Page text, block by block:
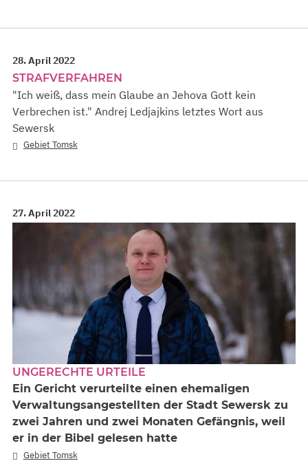
28. April 2022
STRAFVERFAHREN
"Ich weiß, dass mein Glaube an Jehova Gott kein
Verbrechen ist." Andrej Ledjajkins letztes Wort aus
Sewersk
Gebiet Tomsk
27. April 2022
UNGERECHTE URTEILE
Ein Gericht verurteilte einen ehemaligen
Verwaltungsangestellten der Stadt Sewersk zu
zwei Jahren und zwei Monaten Gefängnis, weil
er in der Bibel gelesen hatte
Gebiet Tomsk